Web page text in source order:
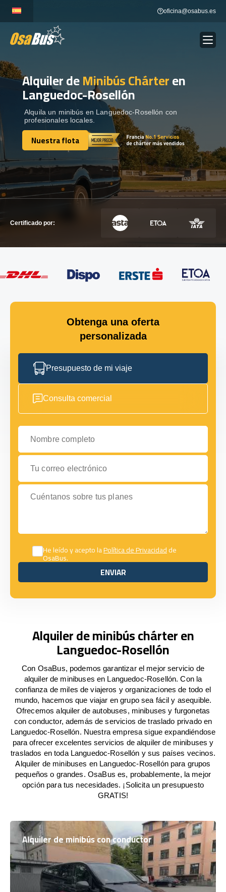
content
oficina@osabus.es
ALQUILER DE AUTOCARES Show dropdown
DESTINOS
RECORRIDAS Show dropdown
Alquiler deMinibús Chárteren
Languedoc-Rosellón
Alquila un minibús en Languedoc-Rosellón con
profesionales locales.
Nuestra flota
Nuestra flota
Certificado por:
Obtenga una oferta
personalizada
Presupuesto de mi viaje
Consulta comercial
Nombre completo
Tu correo electrónico
Cuéntanos sobre tus planes
He leído y acepto laPolítica de Privacidadde
OsaBus.
ENVIAR
ENVIAR
Alquiler de minibús chárter en
Languedoc-Rosellón
Con OsaBus, podemos garantizar el mejor servicio de
alquiler de minibuses en Languedoc-Rosellón. Con la
confianza de miles de viajeros y organizaciones de todo el
mundo, hacemos que viajar en grupo sea fácil y asequible.
Ofrecemos alquiler de autobuses, minibuses y furgonetas
con conductor, además de servicios de traslado privado en
Languedoc-Rosellón. Nuestra empresa sigue expandiéndose
para ofrecer excelentes servicios de alquiler de minibuses y
traslados en toda Languedoc-Rosellón y sus países vecinos.
Alquiler de minibuses en Languedoc-Rosellón para grupos
pequeños o grandes. OsaBus es, probablemente, la mejor
opción para tus necesidades. ¡Solicita un presupuesto
GRATIS!
Alquiler de minibús con conductor